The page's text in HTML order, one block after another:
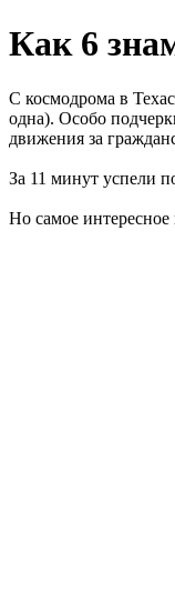
Как 6
С космодрома в
одна). Особо
движения за
За 11 минут успели
Но самое интересное